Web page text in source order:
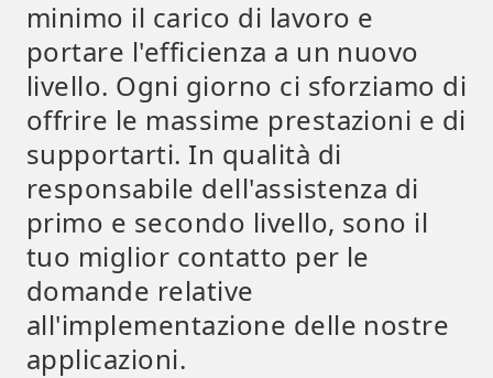
minimo il carico di lavoro e
portare l'efficienza a un nuovo
livello. Ogni giorno ci sforziamo di
offrire le massime prestazioni e di
supportarti. In qualità di
responsabile dell'assistenza di
primo e secondo livello, sono il
tuo miglior contatto per le
domande relative
all'implementazione delle nostre
applicazioni.